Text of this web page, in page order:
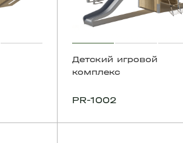
Детский игровой
комплекс
PR-1002